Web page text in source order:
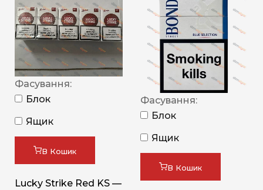
Фасування:
Блок
Ящик
В Кошик
Lucky Strike Red KS —
Фасування:
Блок
Ящик
В Кошик